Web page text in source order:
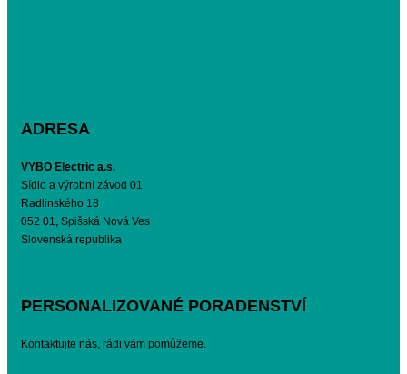
ADRESA
VYBO Electric a.s.
Sídlo a výrobní závod 01
Radlinského 18
052 01, Spišská Nová Ves
Slovenská republika
PERSONALIZOVANÉ PORADENSTVÍ
Kontaktujte nás, rádi vám pomůžeme.